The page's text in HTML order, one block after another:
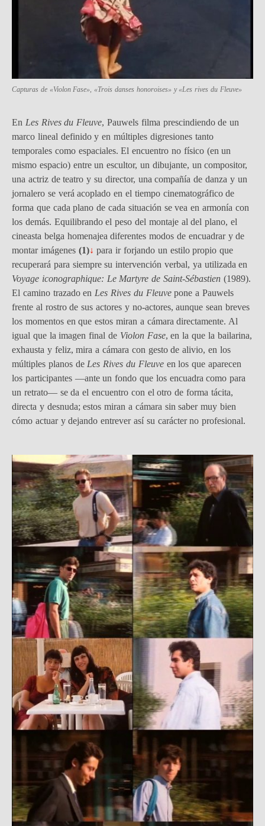
Capturas de «Violon Fase», «Trois danses honoroises» y «Les rives du Fleuve»
En Les Rives du Fleuve, Pauwels filma prescindiendo de un
marco lineal definido y en múltiples digresiones tanto
temporales como espaciales. El encuentro no físico (en un
mismo espacio) entre un escultor, un dibujante, un compositor,
una actriz de teatro y su director, una compañía de danza y un
jornalero se verá acoplado en el tiempo cinematográfico de
forma que cada plano de cada situación se vea en armonía con
los demás. Equilibrando el peso del montaje al del plano, el
cineasta belga homenajea diferentes modos de encuadrar y de
montar imágenes (1)↓ para ir forjando un estilo propio que
recuperará para siempre su intervención verbal, ya utilizada en
Voyage iconographique: Le Martyre de Saint-Sébastien (1989).
El camino trazado en Les Rives du Fleuvepone a Pauwels
frente al rostro de sus actores y no-actores, aunque sean breves
los momentos en que estos miran a cámara directamente. Al
igual que la imagen final de Violon Fase, en la que la bailarina,
exhausta y feliz, mira a cámara con gesto de alivio, en los
múltiples planos de Les Rives du Fleuveen los que aparecen
los participantes —ante un fondo que los encuadra como para
un retrato— se da el encuentro con el otro de forma tácita,
directa y desnuda; estos miran a cámara sin saber muy bien
cómo actuar y dejando entrever así su carácter no profesional.